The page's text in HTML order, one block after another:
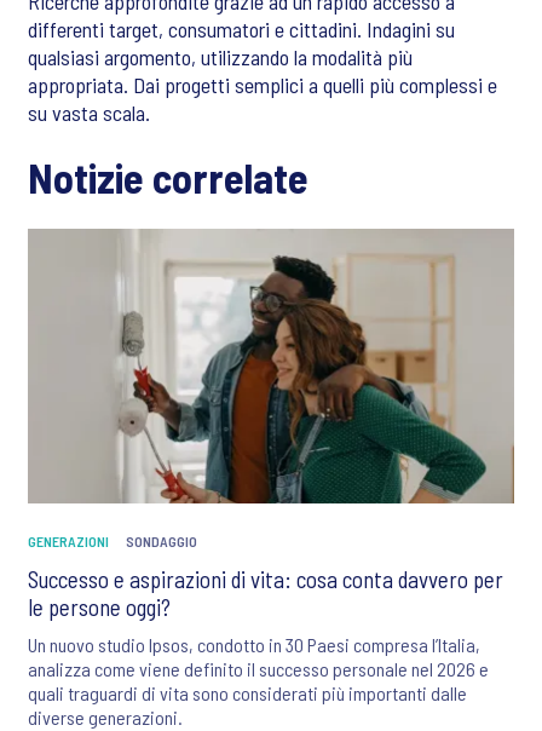
differenti target, consumatori e cittadini. Indagini su
qualsiasi argomento, utilizzando la modalità più
appropriata. Dai progetti semplici a quelli più complessi e
su vasta scala.
Notizie correlate
GENERAZIONI SONDAGGIO
Successo e aspirazioni di vita: cosa conta davvero per
le persone oggi?
Un nuovo studio Ipsos, condotto in 30 Paesi compresa l’Italia,
analizza come viene definito il successo personale nel 2026 e
quali traguardi di vita sono considerati più importanti dalle
diverse generazioni.